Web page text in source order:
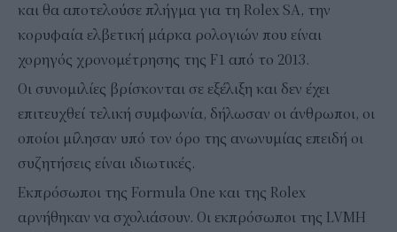
και θα αποτελούσε πλήγμα για τη Rolex SA, την
κορυφαία ελβετική μάρκα ρολογιών που είναι
χορηγός χρονομέτρησης της F1 από το 2013.
Οι συνομιλίες βρίσκονται σε εξέλιξη και δεν έχει
επιτευχθεί τελική συμφωνία, δήλωσαν οι άνθρωποι, οι
οποίοι μίλησαν υπό τον όρο της ανωνυμίας επειδή οι
συζητήσεις είναι ιδιωτικές.
Εκπρόσωποι της Formula One και της Rolex
αρνήθηκαν να σχολιάσουν. Οι εκπρόσωποι της LVMH